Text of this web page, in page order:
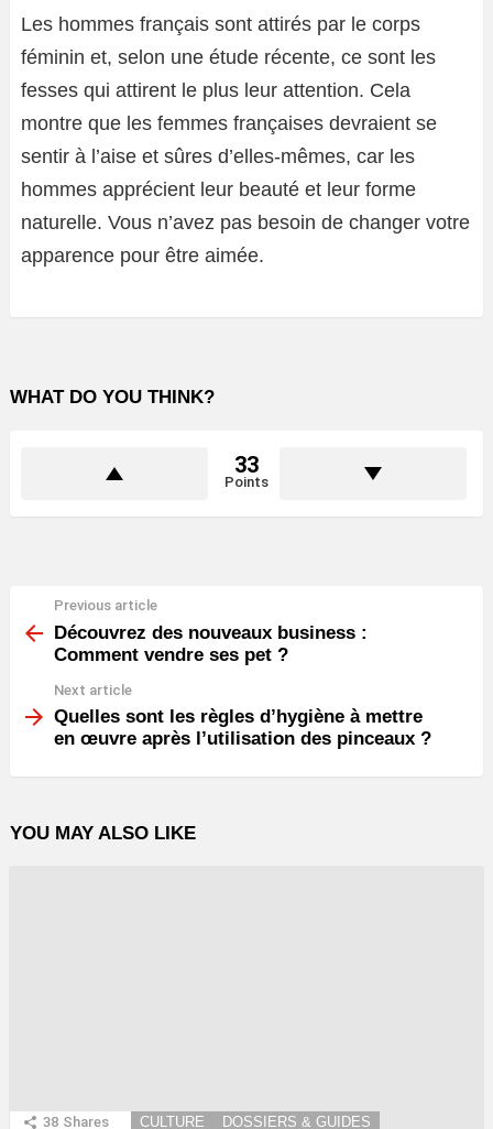
Les hommes français sont attirés par le corps
féminin et, selon une étude récente, ce sont les
fesses qui attirent le plus leur attention. Cela
montre que les femmes françaises devraient se
sentir à l’aise et sûres d’elles-mêmes, car les
hommes apprécient leur beauté et leur forme
naturelle. Vous n’avez pas besoin de changer votre
apparence pour être aimée.
WHAT DO YOU THINK?
33
Points
more
Previous article
Découvrez des nouveaux business :
Comment vendre ses pet ?
Next article
Quelles sont les règles d’hygiène à mettre
en œuvre après l’utilisation des pinceaux ?
YOU MAY ALSO LIKE
38 Shares CULTURE DOSSIERS & GUIDES